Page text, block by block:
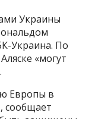
Украины
Украина. По
«могут
Европы в
сообщает